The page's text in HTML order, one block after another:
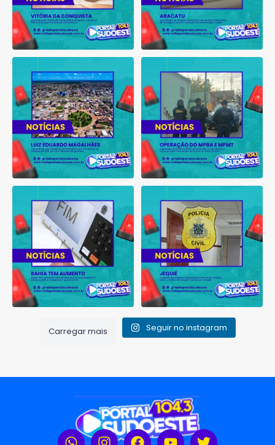
caminhoneiro por...
1 0
prende dois investigados e
1 0
que se autodeclaram...
1
organização criminosa
voltada...
1 0
Carregar mais Seguir no instagram